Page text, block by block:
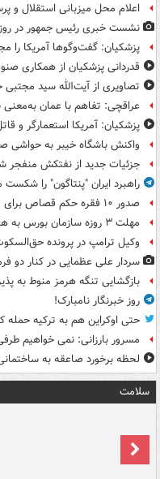
اعلام محل میزبانی استقلال و
نشست خبری رئیس جمهور در روز
پزشکیان: گفت‌وگوها آمریکا را
قدردانی پزشکیان از همکاری
تصاویری از آیت‌الله سید
عراقچی: تفاهم با عمان
پزشکیان: آمریکا استعمارگر و
واکنش باشگاه خیبر به
جزئیات جدید از نفتکش منفجر
راهبرد ایران "پنتاگون" را
صدور ۱۰ فقره حکم قصاص برای «کلثوم اکبری»
مهلت ۳ روزه سازمان بورس به هلدینگ خلیج فارس
وکیل ترامپ در پرونده
سردار علی عظمایی در کنار دو
بازگشایی تنگه هرمز منوط به
روز خبرنگار نامبارک!
حتی اوکراین هم به ترکیه حمله
مسرور بارزانی: نمی خواهیم
لحظه برخورد صاعقه به
سلامت